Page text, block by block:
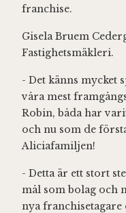
franchise.
Gisela Bruem
Fastighetsmäkleri.
- Det känns mycket
våra mest
Robin, båda har
och nu som de
Aliciafamiljen!
- Detta är ett stort
mål som bolag och
nya